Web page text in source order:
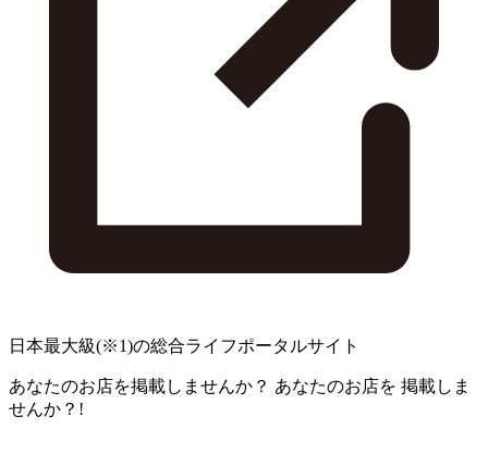
日本最大級(※1)の総合ライフポータルサイト
あなたのお店を掲載しませんか？ あなたのお店を 掲載しま
せんか？!